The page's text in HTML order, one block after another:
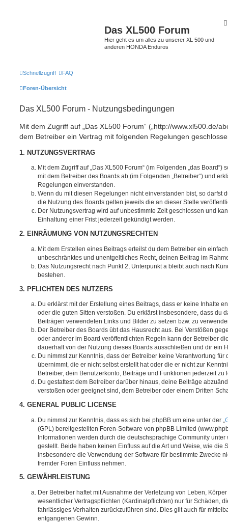
Das XL500 Forum
Hier geht es um alles zu unserer XL 500 und
anderen HONDA Enduros
Schnellzugriff FAQ
Foren-Übersicht
Das XL500 Forum - Nutzungsbedingungen
Mit dem Zugriff auf „Das XL500 Forum“ („http://www.xl500.de/
dem Betreiber ein Vertrag mit folgenden Regelungen
1. NUTZUNGSVERTRAG
Mit dem Zugriff auf „Das XL500 Forum“ (im Folgenden „das
mit dem Betreiber des Boards ab (im Folgenden „Betreiber“) und
Regelungen einverstanden.
Wenn du mit diesen Regelungen nicht einverstanden bist, so darfst
die Nutzung des Boards gelten jeweils die an dieser Stelle
Der Nutzungsvertrag wird auf unbestimmte Zeit geschlossen und
Einhaltung einer Frist jederzeit gekündigt werden.
2. EINRÄUMUNG VON NUTZUNGSRECHTEN
Mit dem Erstellen eines Beitrags erteilst du dem Betreiber ein
unbeschränktes und unentgeltliches Recht, deinen Beitrag im
Das Nutzungsrecht nach Punkt 2, Unterpunkt a bleibt auch nach
bestehen.
3. PFLICHTEN DES NUTZERS
Du erklärst mit der Erstellung eines Beitrags, dass er keine Inhalte
oder die guten Sitten verstoßen. Du erklärst insbesondere, dass du
Beiträgen verwendeten Links und Bilder zu setzen bzw. zu
Der Betreiber des Boards übt das Hausrecht aus. Bei Verstößen
oder anderer im Board veröffentlichten Regeln kann der Betreiber
dauerhaft von der Nutzung dieses Boards ausschließen und dir ein
Du nimmst zur Kenntnis, dass der Betreiber keine Verantwortung für
übernimmt, die er nicht selbst erstellt hat oder die er nicht zur
Betreiber, dein Benutzerkonto, Beiträge und Funktionen jederzeit zu
Du gestattest dem Betreiber darüber hinaus, deine Beiträge
verstoßen oder geeignet sind, dem Betreiber oder einem Dritten
4. GENERAL PUBLIC LICENSE
Du nimmst zur Kenntnis, dass es sich bei phpBB um eine unter der „
(GPL) bereitgestellten Foren-Software von phpBB Limited
Informationen werden durch die deutschsprachige Community unter
gestellt. Beide haben keinen Einfluss auf die Art und Weise, wie die
insbesondere die Verwendung der Software für bestimmte Zwecke
fremder Foren Einfluss nehmen.
5. GEWÄHRLEISTUNG
Der Betreiber haftet mit Ausnahme der Verletzung von Leben,
wesentlicher Vertragspflichten (Kardinalpflichten) nur für Schäden,
fahrlässiges Verhalten zurückzuführen sind. Dies gilt auch für
entgangenen Gewinn.